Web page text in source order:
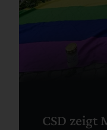
CSD zeigt